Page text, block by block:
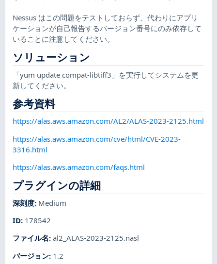
Nessus はこの問題をテストしておらず、代わりにアプリ
ケーションが自己報告するバージョン番号にのみ依存して
いることに注意してください。
ソリューション
「yum update compat-libtiff3」を実行してシステムを更
新してください。
参考資料
https://alas.aws.amazon.com/AL2/ALAS-2023-2125.html
https://alas.aws.amazon.com/cve/html/CVE-2023-
3316.html
https://alas.aws.amazon.com/faqs.html
プラグインの詳細
深刻度: Medium
ID: 178542
ファイル名:al2_ALAS-2023-2125.nasl
バージョン: 1.2